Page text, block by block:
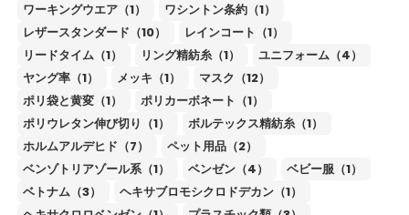
ワーキングウエア（1）
ワシントン条約（1）
レザースタンダード（10）
レインコート（1）
リードタイム（1）
リング精紡糸（1）
ユニフォーム（4）
ヤング率（1）
メッキ（1）
マスク（12）
ポリ袋と黄変（1）
ポリカーボネート（1）
ポリウレタン伸び切り（1）
ボルテックス精紡糸（1）
ホルムアルデヒド（7）
ペット用品（2）
ベンゾトリアゾール系（1）
ベンゼン（4）
ベビー服（1）
ベトナム（3）
ヘキサブロモシクロドデカン（1）